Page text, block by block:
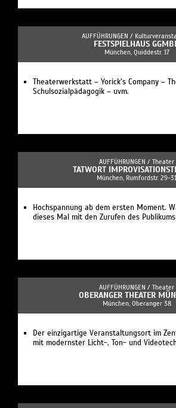
AUFFÜHRUNGEN /
FESTSPIELHAUS
München, Quiddestr. 17
Theaterwerkstatt – Yorick’s Company –
Schulsozialpädagogik – uvm.
AUFFÜHRUNGEN / Theater
TATWORT
München, Rumfordstr. 29-31
Hochspannung ab dem ersten Moment.
dieses Mal mit den Zurufen des
AUFFÜHRUNGEN / Theater
OBERANGER THEATER
München, Oberanger 38
Der einzigartige Veranstaltungsort im
mit modernster Licht-, Ton- und